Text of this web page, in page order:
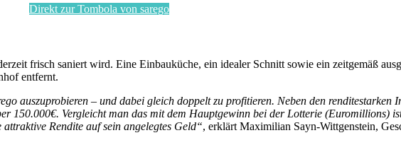
Direkt zur Tombola von sarego
frisch saniert wird. Eine Einbauküche, ein idealer Schnitt sowie ein zeitgemäß
entfernt.
auszuprobieren – und dabei gleich doppelt zu profitieren. Neben den renditestarken
150.000€. Vergleicht man das mit dem Hauptgewinn bei der Lotterie (Euromillions)
Rendite auf sein angelegtes Geld“, erklärt Maximilian Sayn-Wittgenstein,